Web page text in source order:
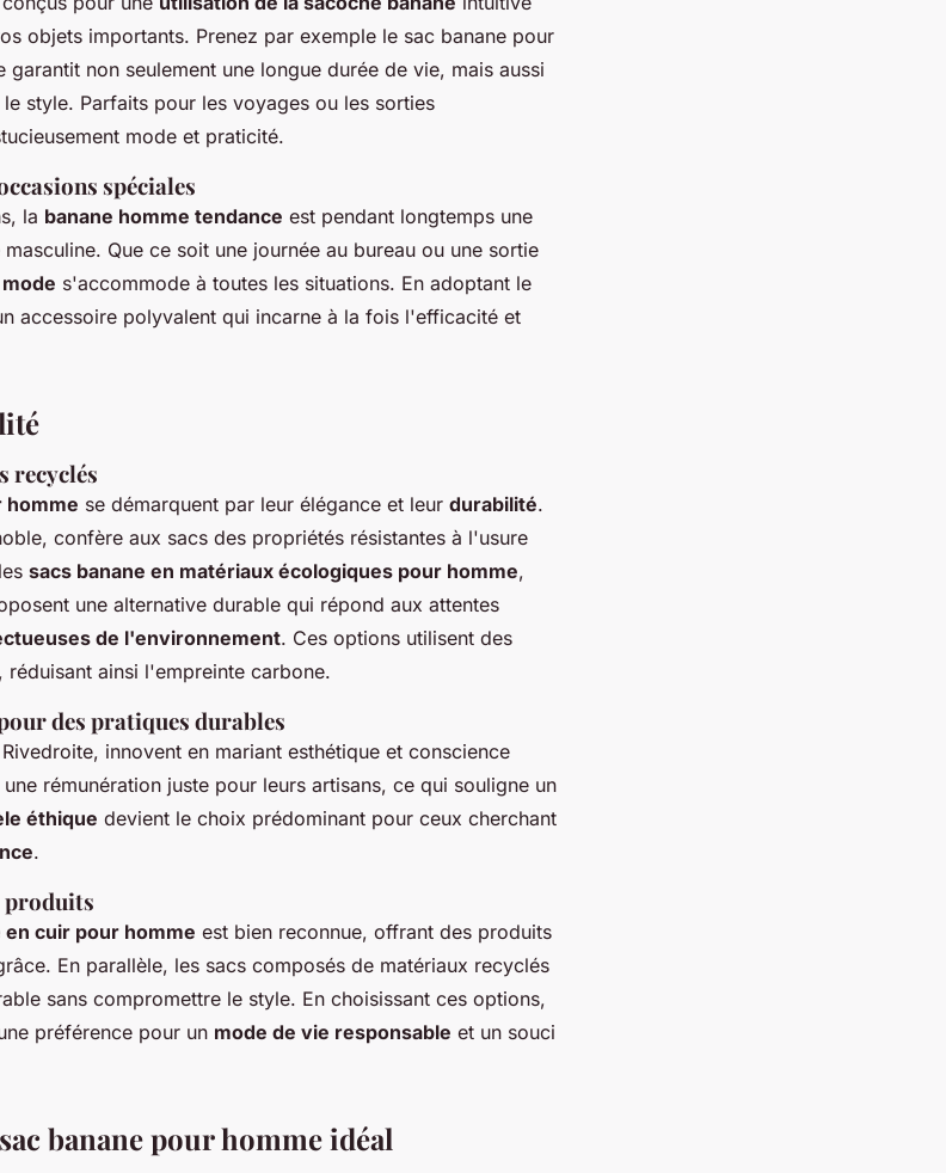
objets importants. Prenez par exemple le sac banane pour
garantit non seulement une longue durée de vie, mais aussi
style. Parfaits pour les voyages ou les sorties
mode et praticité.
spéciales
la banane homme tendance est pendant longtemps une
Que ce soit une journée au bureau ou une sortie
s'accommode à toutes les situations. En adoptant le
accessoire polyvalent qui incarne à la fois l'efficacité et
recyclés
homme se démarquent par leur élégance et leur durabilité.
confère aux sacs des propriétés résistantes à l'usure
sacs banane en matériaux écologiques pour homme,
une alternative durable qui répond aux attentes
de l'environnement. Ces options utilisent des
ainsi l'empreinte carbone.
des pratiques durables
innovent en mariant esthétique et conscience
rémunération juste pour leurs artisans, ce qui souligne un
éthique devient le choix prédominant pour ceux cherchant
.
produits
en cuir pour homme est bien reconnue, offrant des produits
En parallèle, les sacs composés de matériaux recyclés
sans compromettre le style. En choisissant ces options,
préférence pour un mode de vie responsable et un souci
banane pour homme idéal